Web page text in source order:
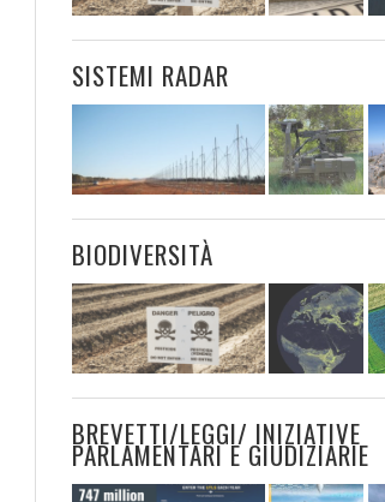
SISTEMI RADAR
BIODIVERSITÀ
BREVETTI/LEGGI/ INIZIATIVE
PARLAMENTARI E GIUDIZIARIE